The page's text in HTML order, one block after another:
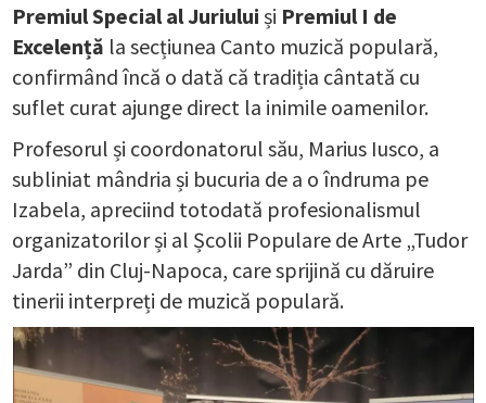
Premiul Special al Juriului și Premiul I de
Excelență la secțiunea Canto muzică populară,
confirmând încă o dată că tradiția cântată cu
suflet curat ajunge direct la inimile oamenilor.
Profesorul și coordonatorul său, Marius Iusco, a
subliniat mândria și bucuria de a o îndruma pe
Izabela, apreciind totodată profesionalismul
organizatorilor și al Școlii Populare de Arte „Tudor
Jarda” din Cluj-Napoca, care sprijină cu dăruire
tinerii interpreți de muzică populară.